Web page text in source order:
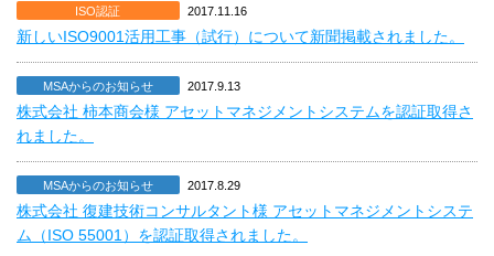
ISO認証 2017.11.16
新しいISO9001活用工事（試行）について新聞掲載されました。
MSAからのお知らせ 2017.9.13
株式会社 柿本商会様 アセットマネジメントシステムを認証取得さ
れました。
MSAからのお知らせ 2017.8.29
株式会社 復建技術コンサルタント様 アセットマネジメントシステ
ム（ISO 55001）を認証取得されました。